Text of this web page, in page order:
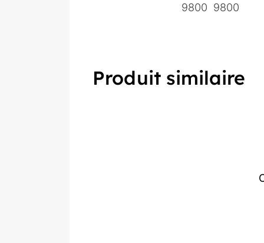
9800 9800
Produit similaire